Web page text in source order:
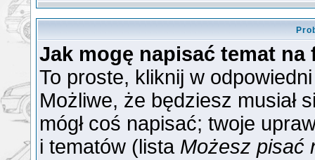
Jak mogę napisać temat na
To proste, kliknij w
Możliwe, że będziesz musiał
mógł coś napisać; twoje
i tematów (lista Możesz pisać